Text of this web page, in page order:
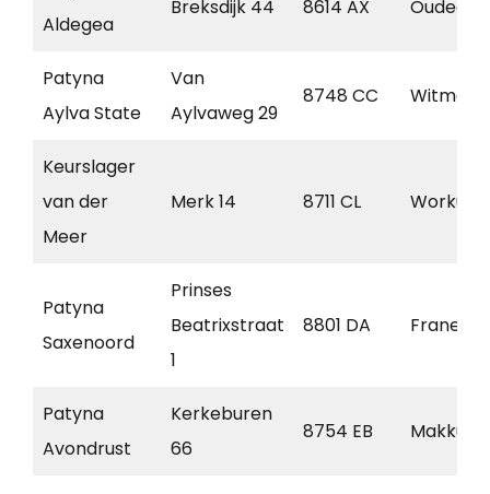
Aldegea
Breksdijk 44 8614 AX Oudega
Patyna
Aylva State
Van
Aylvaweg 29
8748 CC
Keurslager
van der
Meer
Merk 14 8711 CL Workum
Patyna
Saxenoord
Prinses
Beatrixstraat
1
8801 DA Franeker
Patyna
Avondrust
Kerkeburen
66
8754 EB Makkum